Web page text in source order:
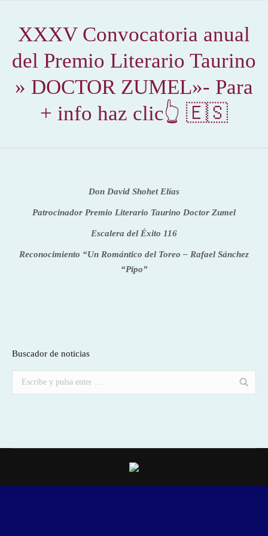
XXXV Convocatoria anual
del Premio Literario Taurino
» DOCTOR ZUMEL»- Para
+ info haz clic👆 🇪🇸
Don David Shohet Elías
Patrocinador Premio Literario Taurino Doctor Zumel
Escalera del Éxito 116
Reconocimiento “Un Romántico del Toreo – Rafael Sánchez
“Pipo”
Buscador de noticias